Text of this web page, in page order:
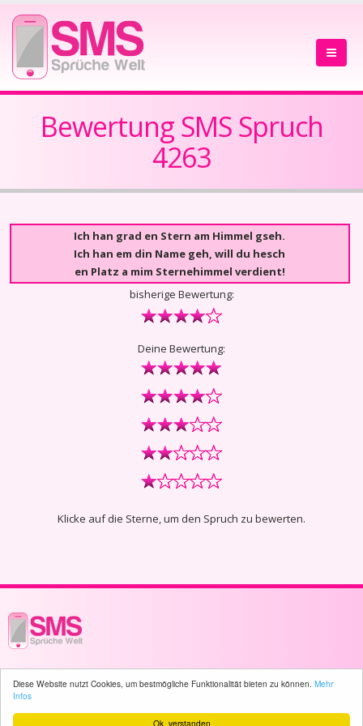
Ok, verstanden
Diese Website nutzt Cookies, um bestmögliche Funktionalität bieten zu können. Mehr
Infos
Bewertung SMS Spruch
4263
Ich han grad en Stern am Himmel gseh.
Ich han em din Name geh, will du hesch
en Platz a mim Sternehimmel verdient!
bisherige Bewertung:
Deine Bewertung:
Klicke auf die Sterne, um den Spruch zu bewerten.
© 2003 - 2026 -sms-sprueche-welt.ch- All rights reserved -127 user(s)
online